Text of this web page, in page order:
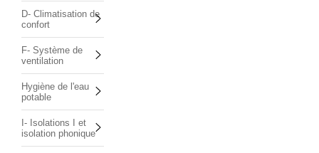
D- Climatisation de
confort
F- Système de
ventilation
Hygiène de l'eau
potable
I- Isolations I et
isolation phonique